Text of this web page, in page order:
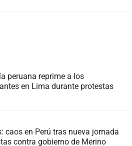
peruana reprime a los
en Lima durante protestas
caos en Perú tras nueva jornada
contra gobierno de Merino